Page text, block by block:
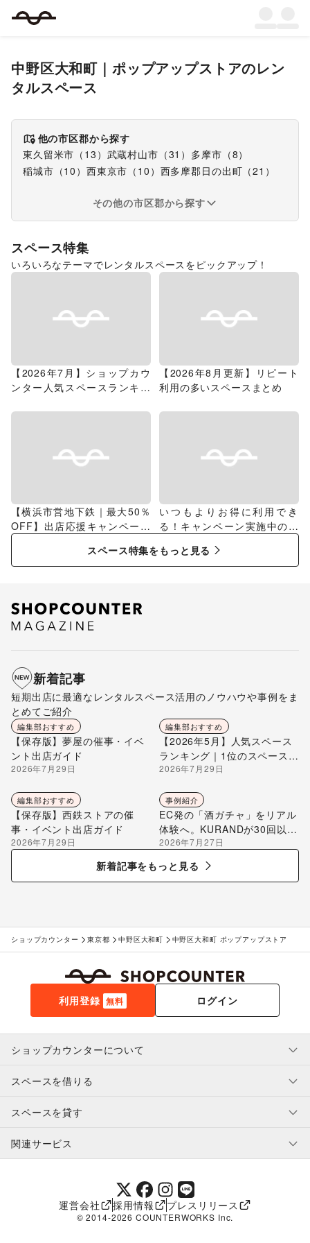
中野区大和町 ｜ ポップアップストアのレン
タルスペース
他の市区郡から探す
東久留米市 （ 13 ） 武蔵村山市 （31 ） 多摩市 （8）
稲城市 （10 ） 西東京市 （ 10 ） 西多摩郡日の出町 （21 ）
その他の市区郡から探す
スペース特集
いろいろなテーマでレンタルスペースをピックアップ！
【2026年7月】ショップカウ
ンター人気スペースランキン
【2026年8月更新】リピート
利用の多いスペースまとめ
【横浜市営地下鉄｜最大50％
OFF】出店応援キャンペーン
特集
いつもよりお得に利用でき
る！キャンペーン実施中のス
スペース特集をもっと見る
新着記事
短期出店に最適なレンタルスペース活用のノウハウや事例をま
とめてご紹介
編集部おすすめ
【保存版】夢屋の催事・イベ
ント出店ガイド
2026年7月29日
編集部おすすめ
【2026年5月】人気スペース
ランキング｜1位のスペースを
編集部が解説
2026年7月29日
編集部おすすめ
【保存版】西鉄ストアの催
事・イベント出店ガイド
2026年7月29日
事例紹介
EC発の「酒ガチャ」をリアル
体験へ。KURANDが30回以上
のポップアップ出店で届け
る“新しいお酒との出会い”
2026年7月27日
新着記事をもっと見る
ショップカウンター 東京都 中野区大和町 中野区大和町 ポップアップストア
利用登録 無料 ログイン
ショップカウンターについて
利用規約・ガイドライン
特定商取引法に基づく表示
補償プログラム
スペースを借りる
スペースを借りたい人へ
ユーザー利用規約
提携パートナー
スペースを貸す
スペースを貸したい方へ
オーナー利用規約
関連サービス
SHOPCOUNTER MAGAZINE
ショップカウンターエンタープライズ
ショップカウンター常設
運営会社 採用情報 プレスリリース
© 2014-2026 COUNTERWORKS Inc.